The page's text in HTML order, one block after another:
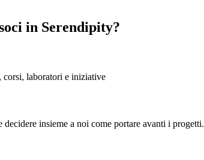
in Serendipity?
corsi, laboratori e iniziative
decidere insieme a noi come portare avanti i progetti.